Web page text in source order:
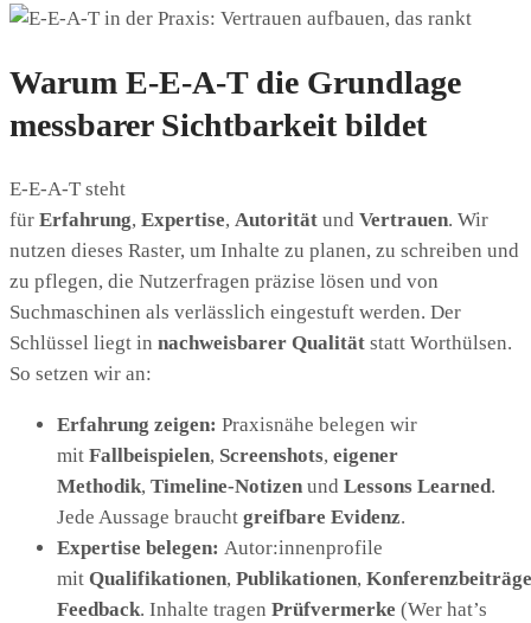
Warum E-E-A-T die Grundlage
messbarer Sichtbarkeit bildet
E-E-A-T steht
für Erfahrung, Expertise, Autorität und Vertrauen. Wir
nutzen dieses Raster, um Inhalte zu planen, zu schreiben und
zu pflegen, die Nutzerfragen präzise lösen und von
Suchmaschinen als verlässlich eingestuft werden. Der
Schlüssel liegt in nachweisbarer Qualität statt Worthülsen.
So setzen wir an:
Erfahrung zeigen: Praxisnähe belegen wir
mit Fallbeispielen, Screenshots, eigener
Methodik, Timeline-Notizen und Lessons Learned.
Jede Aussage braucht greifbare Evidenz.
Expertise belegen: Autor:innenprofile
mit Qualifikationen, Publikationen,
Feedback. Inhalte tragen Prüfvermerke (Wer hat’s